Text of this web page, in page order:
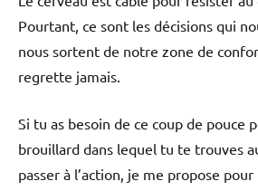
Pourtant, ce sont les décisions qui
nous sortent de notre zone de
regrette jamais.
Si tu as besoin de ce coup de pouce
brouillard dans lequel tu te trouves
passer à l’action, je me propose pour